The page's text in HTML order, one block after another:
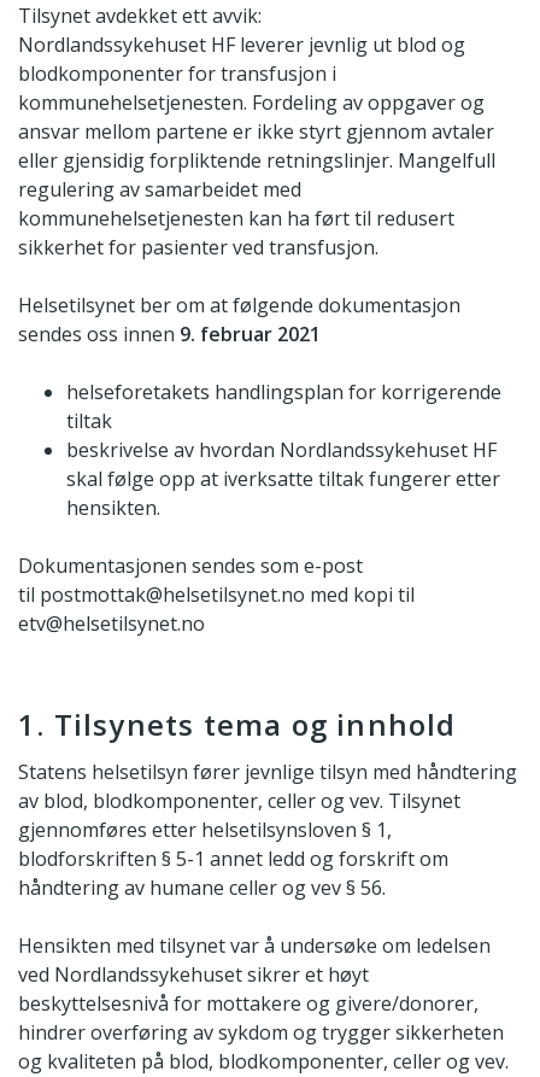
Tilsynet avdekket ett avvik:
Nordlandssykehuset HF leverer jevnlig ut blod og
blodkomponenter for transfusjon i
kommunehelsetjenesten. Fordeling av oppgaver og
ansvar mellom partene er ikke styrt gjennom avtaler
eller gjensidig forpliktende retningslinjer. Mangelfull
regulering av samarbeidet med
kommunehelsetjenesten kan ha ført til redusert
sikkerhet for pasienter ved transfusjon.
Helsetilsynet ber om at følgende dokumentasjon
sendes oss innen 9. februar 2021
helseforetakets handlingsplan for korrigerende
tiltak
beskrivelse av hvordan Nordlandssykehuset HF
skal følge opp at iverksatte tiltak fungerer etter
hensikten.
Dokumentasjonen sendes som e-post
til postmottak@helsetilsynet.no med kopi til
etv@helsetilsynet.no
1. Tilsynets tema og innhold
Statens helsetilsyn fører jevnlige tilsyn med håndtering
av blod, blodkomponenter, celler og vev. Tilsynet
gjennomføres etter helsetilsynsloven § 1,
blodforskriften § 5-1 annet ledd og forskrift om
håndtering av humane celler og vev § 56.
Hensikten med tilsynet var å undersøke om ledelsen
ved Nordlandssykehuset sikrer et høyt
beskyttelsesnivå for mottakere og givere/donorer,
hindrer overføring av sykdom og trygger sikkerheten
og kvaliteten på blod, blodkomponenter, celler og vev.